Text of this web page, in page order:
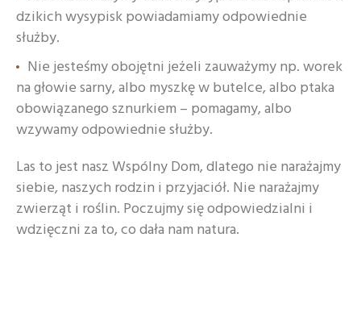
dzikich wysypisk powiadamiamy odpowiednie
służby.
Nie jesteśmy obojętni jeżeli zauważymy np. worek
na głowie sarny, albo myszkę w butelce, albo ptaka
obowiązanego sznurkiem – pomagamy, albo
wzywamy odpowiednie służby.
Las to jest nasz Wspólny Dom, dlatego nie narażajmy
siebie, naszych rodzin i przyjaciół. Nie narażajmy
zwierząt i roślin. Poczujmy się odpowiedzialni i
wdzięczni za to, co dała nam natura.